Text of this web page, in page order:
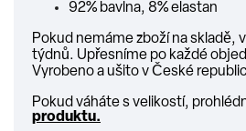
92% bavlna, 8% elastan
Pokud nemáme zboží na skladě,
týdnů. Upřesníme po každé
Vyrobeno a ušito v České
Pokud váháte s velikostí,
produktu.